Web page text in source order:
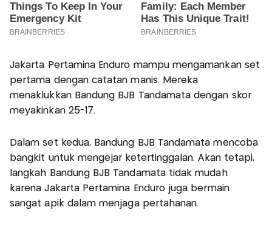
Jakarta Pertamina Enduro mampu mengamankan set
pertama dengan catatan manis. Mereka
menaklukkan Bandung BJB Tandamata dengan skor
meyakinkan 25-17.
Dalam set kedua, Bandung BJB Tandamata mencoba
bangkit untuk mengejar ketertinggalan. Akan tetapi,
langkah Bandung BJB Tandamata tidak mudah
karena Jakarta Pertamina Enduro juga bermain
sangat apik dalam menjaga pertahanan.